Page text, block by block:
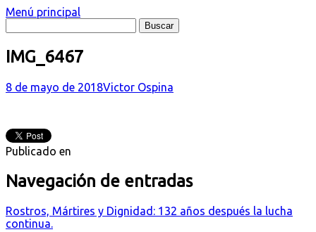
Menú principal
IMG_6467
8 de mayo de 2018Victor Ospina
Publicado en
Navegación de entradas
Rostros, Mártires y Dignidad: 132 años después la lucha
continua.